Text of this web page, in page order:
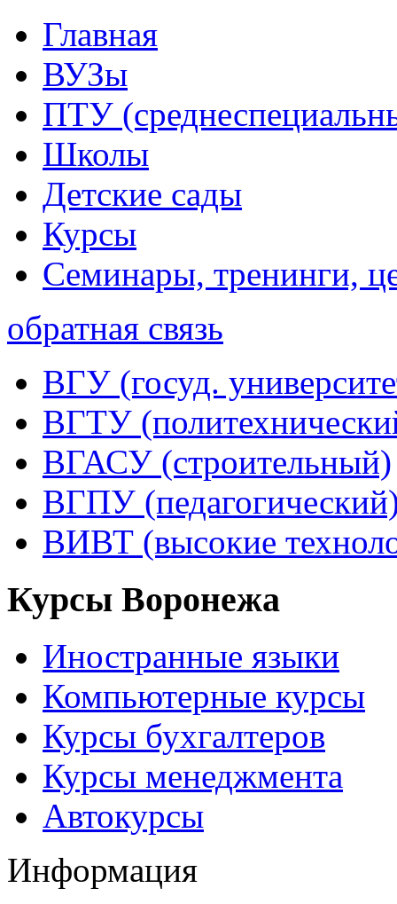
Главная
ВУЗы
ПТУ
Школы
Детские сады
Курсы
Семинары, тренинги,
обратная связь
ВГУ (госуд.
ВГТУ
ВГАСУ (строительный)
ВГПУ
ВИВТ (высокие
Курсы Воронежа
Иностранные языки
Компьютерные курсы
Курсы бухгалтеров
Курсы менеджмента
Автокурсы
Информация